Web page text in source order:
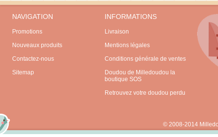
NAVIGATION
Promotions
Nouveaux produits
Contactez-nous
Sitemap
INFORMATIONS
Livraison
Mentions légales
Conditions générale de ventes
Doudou de Milledoudou la
boutique SOS
Retrouvez votre doudou perdu
© 2008-2014